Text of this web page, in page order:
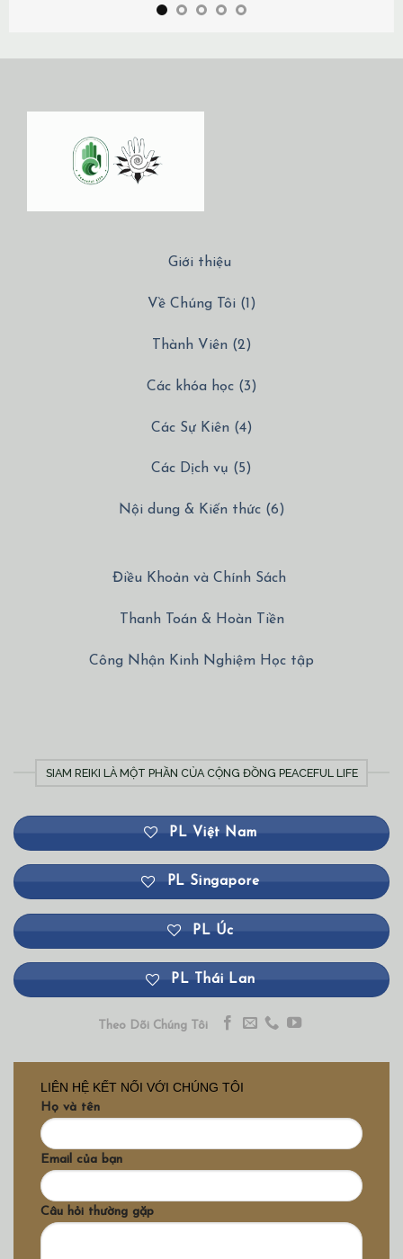
Giới thiệu
Về Chúng Tôi (1)
Thành Viên (2)
Các khóa học (3)
Các Sự Kiên (4)
Các Dịch vụ (5)
Nội dung & Kiến thức (6)
Điều Khoản và Chính Sách
Thanh Toán & Hoàn Tiền
Công Nhận Kinh Nghiệm Học tập
SIAM REIKI LÀ MỘT PHẦN CỦA CỘNG ĐỒNG PEACEFUL LIFE
PL Việt Nam
PL Singapore
PL Úc
PL Thái Lan
Theo Dõi Chúng Tôi
LIÊN HỆ KẾT NỐI VỚI CHÚNG TÔI
Họ và tên
Email của bạn
Câu hỏi thường gặp